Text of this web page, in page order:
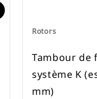
Rotors
Tambour de
système K
mm)